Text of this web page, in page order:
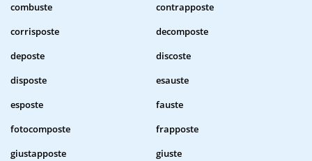
combuste
contrapposte
corrisposte
decomposte
deposte
discoste
disposte
esauste
esposte
fauste
fotocomposte
frapposte
giustapposte
giuste